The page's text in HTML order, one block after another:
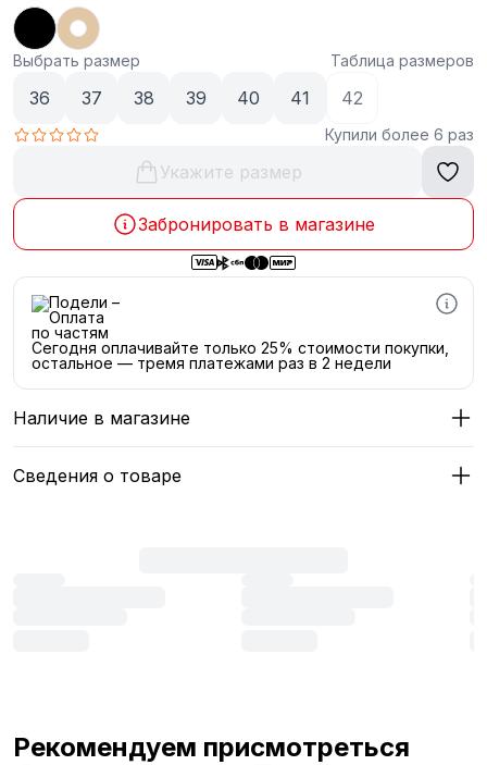
Выбрать размер Таблица размеров
36 37 38 39 40 41 42
Купили более 6 раз
Укажите размер
Забронировать в магазине
Сегодня оплачивайте только 25% стоимости покупки,
остальное — тремя платежами раз в 2 недели
Наличие в магазине
Сведения о товаре
Рекомендуем присмотреться